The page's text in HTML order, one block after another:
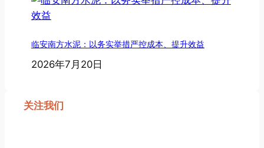
临安南方水泥：以务实举措严控成本、提升效益
2026年7月20日
关注我们